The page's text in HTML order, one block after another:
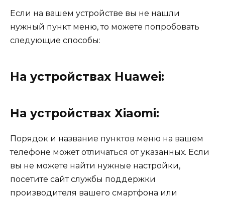
Если на вашем устройстве вы не нашли
нужный пункт меню, то можете попробовать
следующие способы:
На устройствах Huawei:
На устройствах Xiaomi:
Порядок и название пунктов меню на вашем
телефоне может отличаться от указанных. Если
вы не можете найти нужные настройки,
посетите сайт службы поддержки
производителя вашего смартфона или